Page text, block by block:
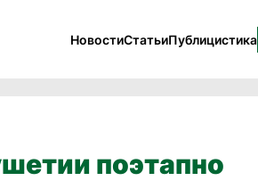
НовостиСтатьиПублицистика
поэтапно